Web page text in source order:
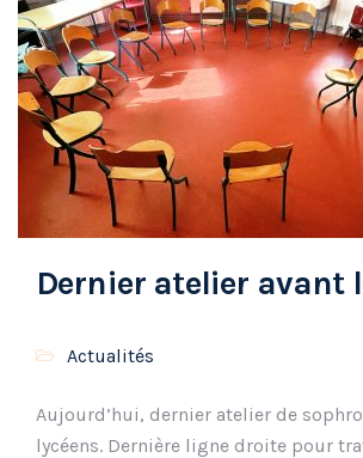
Dernier atelier avant
Actualités
Aujourd’hui, dernier atelier de
lycéens. Dernière ligne droite pour